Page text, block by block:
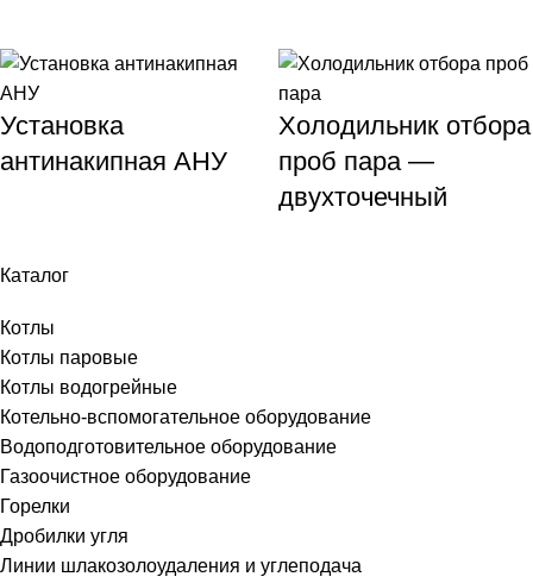
Каталог
Котлы
Котлы паровые
Котлы водогрейные
Котельно-вспомогательное оборудование
Водоподготовительное оборудование
Газоочистное оборудование
Горелки
Дробилки угля
Линии шлакозолоудаления и углеподача
Установка
антинакипная АНУ
Холодильник отбора
проб пара —
двухточечный